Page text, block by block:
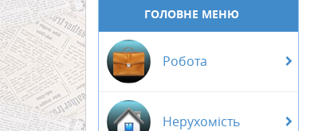
ГОЛОВНЕ МЕНЮ
Робота
Нерухомість